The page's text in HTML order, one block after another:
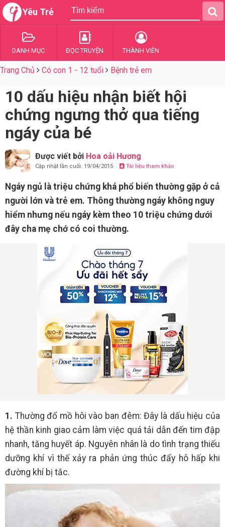
Yêu Trẻ
DANH MỤC ĐỌC TRUYỆN THÀNH VIÊN
Trang Chủ Có con 1 - 12 tuổi Bệnh trẻ em
10 dấu hiệu nhận biết hội
chứng ngưng thở qua tiếng
ngáy của bé
Được viết bởi Hoa oải Hương
Cập nhật lần cuối: 19/04/2015 Tài liệu tham khảo
Ngáy ngủ là triệu chứng khá phổ biến thường gặp ở cả
người lớn và trẻ em. Thông thường ngáy không nguy
hiểm nhưng nếu ngáy kèm theo 10 triệu chứng dưới
đây cha mẹ chớ có coi thường.
1. Thường đổ mồ hôi vào ban đêm: Đây là dấu hiệu của
hệ thần kinh giao cảm làm việc quá tải dẫn đến tim đập
nhanh, tăng huyết áp. Nguyên nhân là do tình trạng thiếu
dưỡng khí vì thế xảy ra phản ứng thúc đẩy hô hấp khi
đường khí bị tắc.